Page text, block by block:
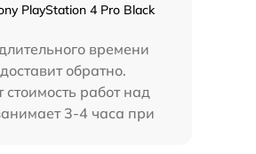
PlayStation 4 Pro Black
времени
обратно.
работ над
3-4 часа при